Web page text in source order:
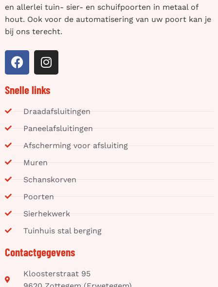
en allerlei tuin- sier- en schuifpoorten in metaal of
hout. Ook voor de automatisering van uw poort kan je
bij ons terecht.
Snelle links
Draadafsluitingen
Paneelafsluitingen
Afscherming voor afsluiting
Muren
Schanskorven
Poorten
Sierhekwerk
Tuinhuis stal berging
Contactgegevens
Kloosterstraat 95